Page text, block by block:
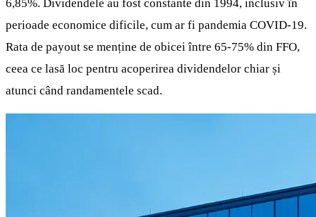
6,85%. Dividendele au fost constante din 1994, inclusiv în
perioade economice dificile, cum ar fi pandemia COVID-19.
Rata de payout se menține de obicei între 65-75% din FFO,
ceea ce lasă loc pentru acoperirea dividendelor chiar și
atunci când randamentele scad.